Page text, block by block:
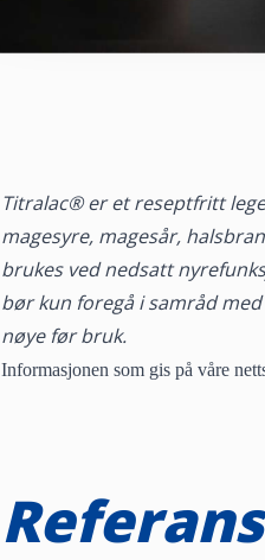
Titralac® er et reseptfritt
magesyre, magesår,
brukes ved nedsatt
bør kun foregå i samråd
nøye før bruk.
Informasjonen som gis på våre